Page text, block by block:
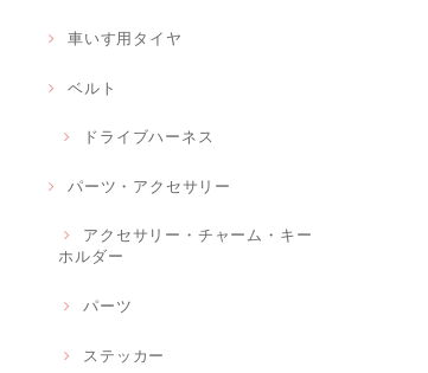
車いす用タイヤ
ベルト
ドライブハーネス
パーツ・アクセサリー
アクセサリー・チャーム・キー
ホルダー
パーツ
ステッカー